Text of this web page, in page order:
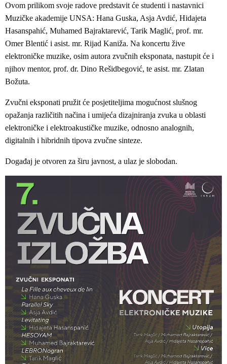
Ovom prilikom svoje radove predstavit će studenti i nastavnici
Muzičke akademije UNSA: Hana Guska, Asja Avdić, Hidajeta
Hasanspahić, Muhamed Bajraktarević, Tarik Maglić, prof. mr.
Omer Blentić i asist. mr. Rijad Kaniža. Na koncertu žive
elektroničke muzike, osim autora zvučnih eksponata, nastupit će i
njihov mentor, prof. dr. Dino Rešidbegović, te asist. mr. Zlatan
Božuta.
Zvučni eksponati pružit će posjetiteljima mogućnost slušnog
opažanja različitih načina i umijeća dizajniranja zvuka u oblasti
elektroničke i elektroakustičke muzike, odnosno analognih,
digitalnih i hibridnih tipova zvučne sinteze.
Događaj je otvoren za širu javnost, a ulaz je slobodan.